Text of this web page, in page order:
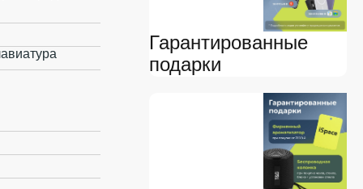
Гарантированные
подарки